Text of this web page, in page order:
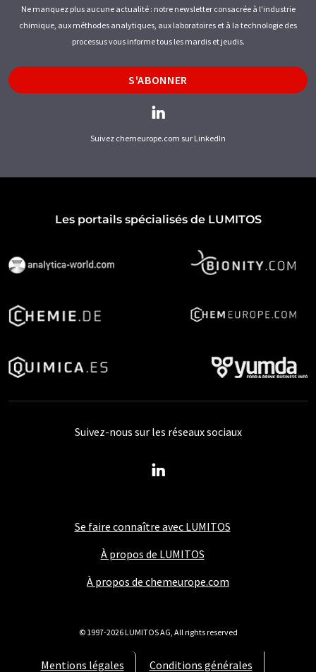
Ne manquez plus aucune actualité : notre newsletter consacrée à l'industrie
chimique, aux méthodes analytiques, aux laboratoires et à la technologie des
processus vous informe tous les mardis et jeudis.
S'ABONNER
Suivez chemeurope.com sur LinkedIn
Les portails spécialisés de LUMITOS
Se faire connaître avec LUMITOS
À propos de LUMITOS
À propos de chemeurope.com
Mentions légales Conditions générales
Suivez-nous sur les réseaux sociaux
© 1997-2026 LUMITOS AG, All rights reserved